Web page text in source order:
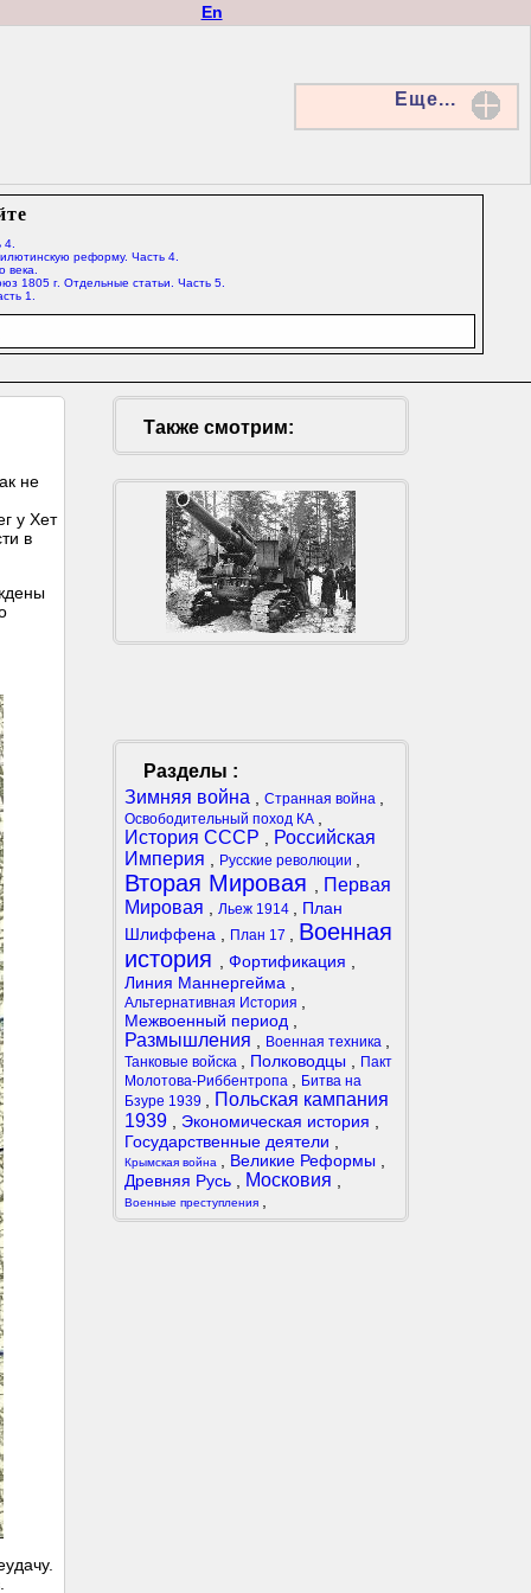
En
Еще...
4.
реформу. Часть 4.
века.
1805 г. Отдельные статьи. Часть 5.
1.
не
у Хет
в
Также смотрим:
Разделы :
Зимняя война
Странная война
Освободительный поход КА
История СССР
Российская
Империя
Русские революции
Вторая Мировая
Первая
Мировая
Льеж 1914
План
Шлиффена
План 17
Военная
история
Фортификация
Линия Маннергейма
Альтернативная История
Межвоенный период
Размышления Военная техника
Танковые войска Полководцы
Пакт
Молотова-Риббентропа
Битва на
Бзуре 1939
Польская кампания
1939
Экономическая история
Государственные деятели
Крымская война Великие Реформы
Древняя Русь
Московия
Военные преступления